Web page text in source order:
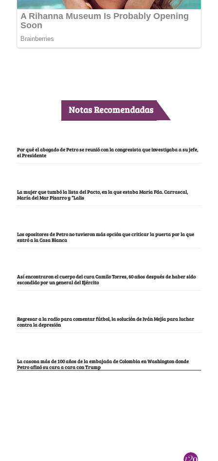
Notas Recomendadas
Por qué el abogado de Petro se reunió con la congresista que investigaba a su jefe,
el Presidente
La mujer que tumbó la lista del Pacto, en la que estaba María Fda. Carrascal,
María del Mar Pizarro y “Lalis
Los opositores de Petro no tuvieron más opción que criticar la puerta por la que
entró a la Casa Blanca
Así encontraron el cuerpo del cura Camilo Torres, 60 años después de haber sido
escondido por un general del Ejército
Regresar a la radio para comentar fútbol, la solución de Iván Mejía para luchar
contra la depresión
La casona más de 100 años de la embajada de Colombia en Washington donde
Petro afinó su cara a cara con Trump